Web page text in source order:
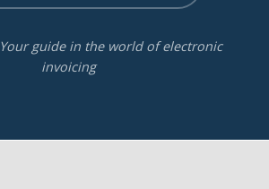
Your guide in the world of electronic
invoicing